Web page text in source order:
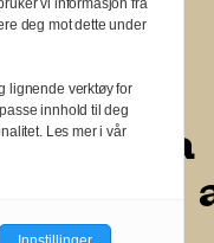
aa
a
vi informasjon fra
deg mot dette under
lignende verktøy for
innhold til deg
Les mer i vår